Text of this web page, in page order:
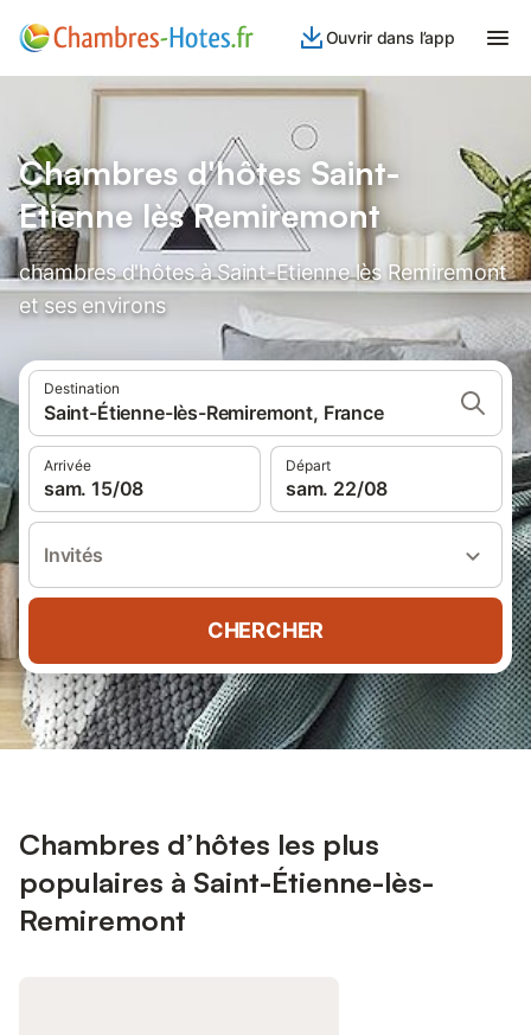
Ouvrir dans l’app
Chambres d'hôtes Saint-
Etienne lès Remiremont
chambres d'hôtes à Saint-Etienne lès Remiremont
et ses environs
Destination
Saint-Étienne-lès-Remiremont, France
Arrivée
sam. 15/08
Départ
sam. 22/08
Invités
CHERCHER
Chambres d’hôtes les plus
populaires à Saint-Étienne-lès-
Remiremont